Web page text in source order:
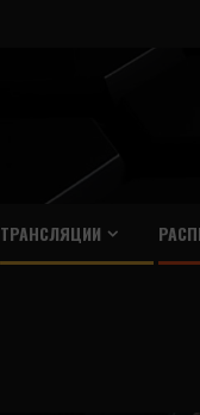
ТРАНСЛЯЦИИ